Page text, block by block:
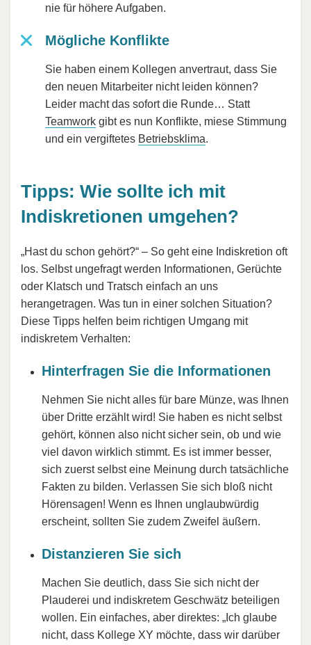
nie für höhere Aufgaben.
Mögliche Konflikte
Sie haben einem Kollegen anvertraut, dass Sie
den neuen Mitarbeiter nicht leiden können?
Leider macht das sofort die Runde… Statt
Teamwork gibt es nun Konflikte, miese Stimmung
und ein vergiftetes Betriebsklima.
Tipps: Wie sollte ich mit
Indiskretionen umgehen?
„Hast du schon gehört?“ – So geht eine Indiskretion oft
los. Selbst ungefragt werden Informationen, Gerüchte
oder Klatsch und Tratsch einfach an uns
herangetragen. Was tun in einer solchen Situation?
Diese Tipps helfen beim richtigen Umgang mit
indiskretem Verhalten:
Hinterfragen Sie die Informationen
Nehmen Sie nicht alles für bare Münze, was Ihnen
über Dritte erzählt wird! Sie haben es nicht selbst
gehört, können also nicht sicher sein, ob und wie
viel davon wirklich stimmt. Es ist immer besser,
sich zuerst selbst eine Meinung durch tatsächliche
Fakten zu bilden. Verlassen Sie sich bloß nicht
Hörensagen! Wenn es Ihnen unglaubwürdig
erscheint, sollten Sie zudem Zweifel äußern.
Distanzieren Sie sich
Machen Sie deutlich, dass Sie sich nicht der
Plauderei und indiskretem Geschwätz beteiligen
wollen. Ein einfaches, aber direktes: „Ich glaube
nicht, dass Kollege XY möchte, dass wir darüber